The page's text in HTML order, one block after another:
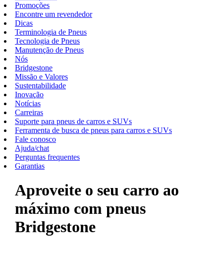
Promoções
Encontre um revendedor
Dicas
Terminologia de Pneus
Tecnologia de Pneus
Manutenção de Pneus
Nós
Bridgestone
Missão e Valores
Sustentabilidade
Inovação
Notícias
Carreiras
Suporte para pneus de carros e SUVs
Ferramenta de busca de pneus para carros e SUVs
Fale conosco
Ajuda/chat
Perguntas frequentes
Garantias
Aproveite o seu carro ao
máximo com pneus
Bridgestone